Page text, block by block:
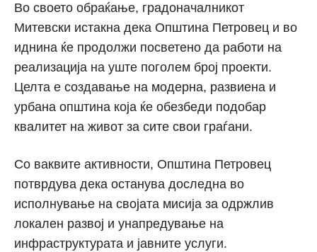
Во своето обраќање, градоначалникот
Митевски истакна дека Општина Петровец и во
иднина ќе продолжи посветено да работи на
реализација на уште поголем број проекти.
Целта е создавање на модерна, развиена и
урбана општина која ќе обезбеди подобар
квалитет на живот за сите свои граѓани.
Со ваквите активности, Општина Петровец
потврдува дека останува доследна во
исполнување на својата мисија за одржлив
локален развој и унапредување на
инфраструктурата и јавните услуги.